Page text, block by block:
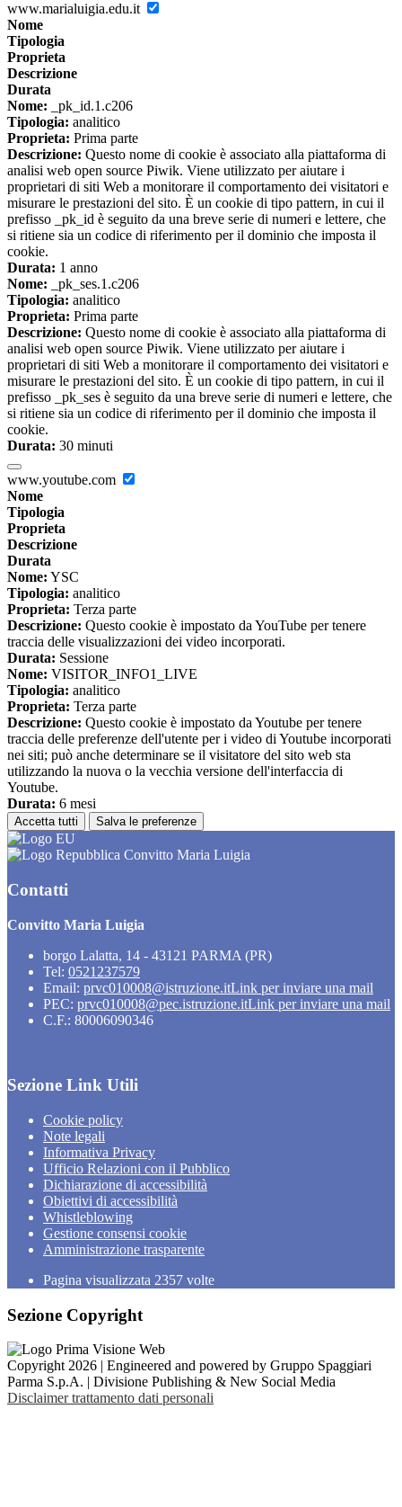
www.marialuigia.edu.it
Nome
Tipologia
Proprieta
Descrizione
Durata
Nome: _pk_id.1.c206
Tipologia: analitico
Proprieta: Prima parte
Descrizione: Questo nome di cookie è associato alla piattaforma di
analisi web open source Piwik. Viene utilizzato per aiutare i
proprietari di siti Web a monitorare il comportamento dei visitatori e
misurare le prestazioni del sito. È un cookie di tipo pattern, in cui il
prefisso _pk_id è seguito da una breve serie di numeri e lettere, che
si ritiene sia un codice di riferimento per il dominio che imposta il
cookie.
Durata: 1 anno
Nome: _pk_ses.1.c206
Tipologia: analitico
Proprieta: Prima parte
Descrizione: Questo nome di cookie è associato alla piattaforma di
analisi web open source Piwik. Viene utilizzato per aiutare i
proprietari di siti Web a monitorare il comportamento dei visitatori e
misurare le prestazioni del sito. È un cookie di tipo pattern, in cui il
prefisso _pk_ses è seguito da una breve serie di numeri e lettere, che
si ritiene sia un codice di riferimento per il dominio che imposta il
cookie.
Durata: 30 minuti
www.youtube.com
Nome
Tipologia
Proprieta
Descrizione
Durata
Nome: YSC
Tipologia: analitico
Proprieta: Terza parte
Descrizione: Questo cookie è impostato da YouTube per tenere
traccia delle visualizzazioni dei video incorporati.
Durata: Sessione
Nome: VISITOR_INFO1_LIVE
Tipologia: analitico
Proprieta: Terza parte
Descrizione: Questo cookie è impostato da Youtube per tenere
traccia delle preferenze dell'utente per i video di Youtube incorporati
nei siti; può anche determinare se il visitatore del sito web sta
utilizzando la nuova o la vecchia versione dell'interfaccia di
Youtube.
Durata: 6 mesi
Accetta tutti Salva le preferenze
Convitto Maria Luigia
Contatti
Convitto Maria Luigia
borgo Lalatta, 14 - 43121 PARMA (PR)
Tel: 0521237579
Email: prvc010008@istruzione.itLink per inviare una mail
PEC: prvc010008@pec.istruzione.itLink per inviare una mail
C.F.: 80006090346
Sezione Link Utili
Cookie policy
Note legali
Informativa Privacy
Ufficio Relazioni con il Pubblico
Dichiarazione di accessibilità
Obiettivi di accessibilità
Whistleblowing
Gestione consensi cookie
Amministrazione trasparente
Pagina visualizzata 2357 volte
Sezione Copyright
Copyright 2026 | Engineered and powered by Gruppo Spaggiari
Parma S.p.A. | Divisione Publishing & New Social Media
Disclaimer trattamento dati personali